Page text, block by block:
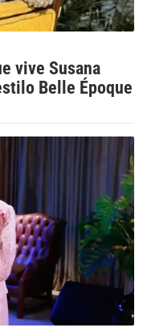
vive Susana
Belle Époque